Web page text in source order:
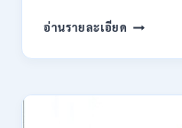
ONLINE
สิงหาคม
อ่านรายละเอียด กรม
เปิด
สมัคร